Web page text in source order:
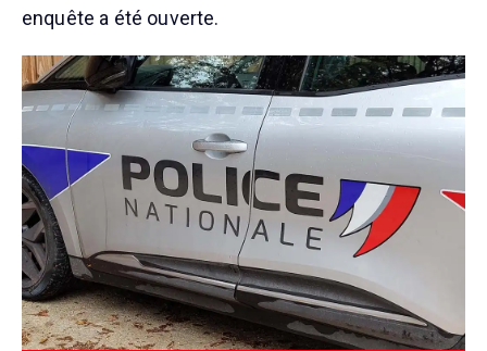
enquête a été ouverte.